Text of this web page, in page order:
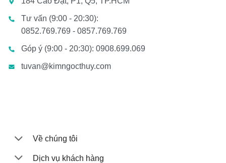
Tư vấn (9:00 - 20:30):
0852.769.769 - 0857.769.769
Góp ý (9:00 - 20:30): 0908.699.069
tuvan@kimngocthuy.com
Về chúng tôi
Dịch vụ khách hàng